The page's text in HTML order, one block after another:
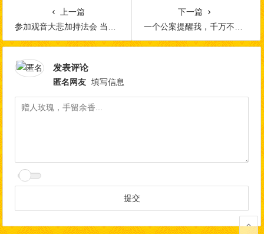
上一篇
参加观音大悲加持法会 当下受用 益在终生
下一篇
一个公案提醒我，千万不要成为怨妇！
发表评论
匿名网友 填写信息